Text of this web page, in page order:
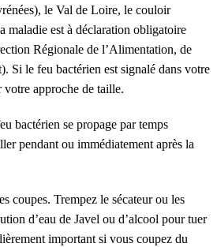
le Val de Loire, le couloir
maladie est à déclaration obligatoire
Régionale de l’Alimentation, de
Si le feu bactérien est signalé dans votre
votre approche de taille.
bactérien se propage par temps
pendant ou immédiatement après la
coupes. Trempez le sécateur ou les
d’eau de Javel ou d’alcool pour tuer
important si vous coupez du